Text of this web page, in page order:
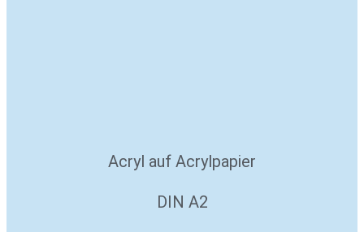
Acryl auf Acrylpapier
DIN A2